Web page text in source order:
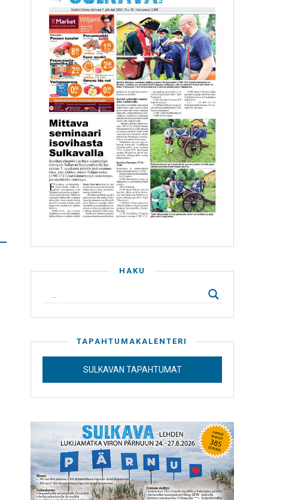
HAKU
TAPAHTUMAKALENTERI
SULKAVAN TAPAHTUMAT